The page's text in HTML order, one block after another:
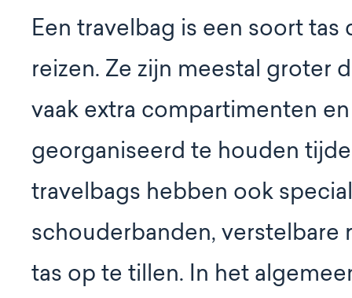
Een travelbag is een soort
reizen. Ze zijn meestal groter
vaak extra compartimenten
georganiseerd te houden
travelbags hebben ook
schouderbanden, verstelbare
tas op te tillen. In het